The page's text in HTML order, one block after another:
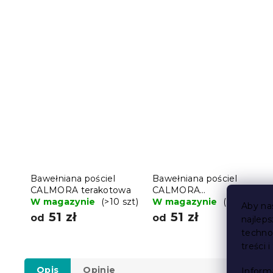
Aby
treści
Bawełniana pościel
CALMORA terakotowa
W magazynie
(>10 szt)
od 51 zł
Bawełniana pościel
CALMORA
musztardowa
W magazynie (>10 szt)
od 51 zł
Opis Opinie